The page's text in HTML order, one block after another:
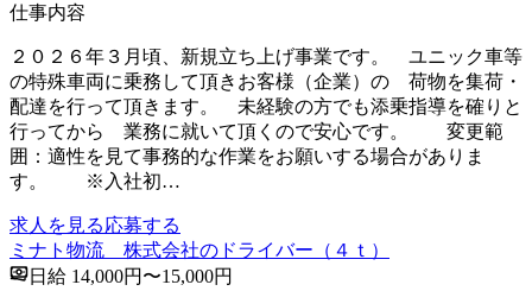
仕事内容
２０２６年３月頃、新規立ち上げ事業です。 ユニック車等
の特殊車両に乗務して頂きお客様（企業）の 荷物を集荷・
配達を行って頂きます。 未経験の方でも添乗指導を確りと
行ってから 業務に就いて頂くので安心です。 変更範
囲：適性を見て事務的な作業をお願いする場合がありま
す。 ※入社初…
求人を見る応募する
ミナト物流 株式会社のドライバー（４ｔ）
日給 14,000円〜15,000円